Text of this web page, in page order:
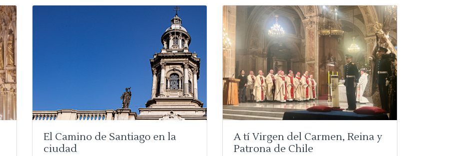
El Camino de Santiago en la
ciudad
A tí Virgen del Carmen, Reina y
Patrona de Chile